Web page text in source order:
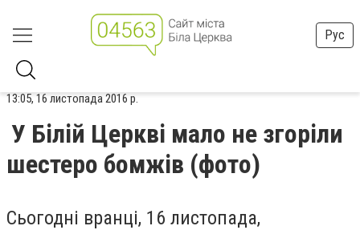
Рус
13:05, 16 листопада 2016 р.
У Білій Церкві мало не згоріли
шестеро бомжів (фото)
Сьогодні вранці, 16 листопада,